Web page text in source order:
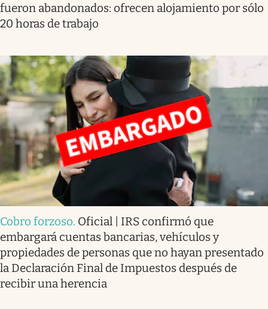
fueron abandonados: ofrecen alojamiento por sólo
20 horas de trabajo
Cobro forzoso. Oficial | IRS confirmó que
embargará cuentas bancarias, vehículos y
propiedades de personas que no hayan presentado
la Declaración Final de Impuestos después de
recibir una herencia